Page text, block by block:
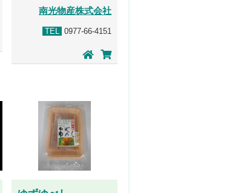
南光物産株式会社
TEL 0977-66-4151